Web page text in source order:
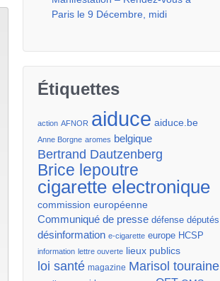
Paris le 9 Décembre, midi
Étiquettes
action AFNOR aiduce aiduce.be
Anne Borgne aromes belgique
Bertrand Dautzenberg
Brice lepoutre
cigarette electronique
commission européenne
Communiqué de presse défense députés
désinformation e-cigarette europe HCSP
information lettre ouverte lieux publics
loi santé magazine Marisol touraine